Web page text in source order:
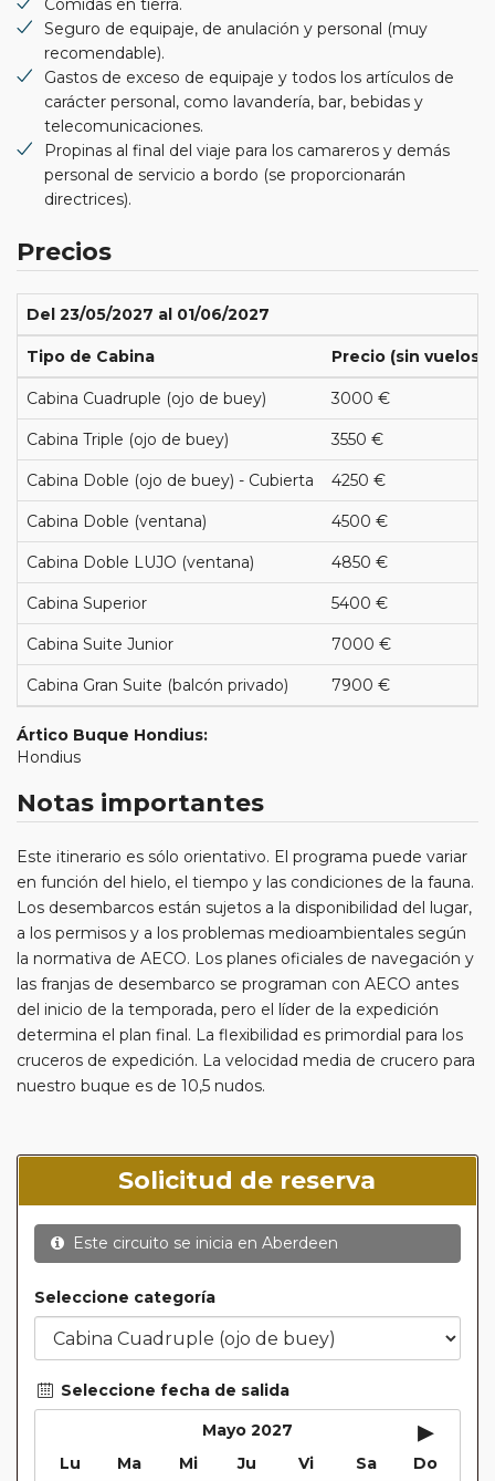
Comidas en tierra.
Seguro de equipaje, de anulación y personal (muy
recomendable).
Gastos de exceso de equipaje y todos los artículos de
carácter personal, como lavandería, bar, bebidas y
telecomunicaciones.
Propinas al final del viaje para los camareros y demás
personal de servicio a bordo (se proporcionarán
directrices).
Precios
Del 23/05/2027 al 01/06/2027
Tipo de Cabina Precio (sin vuelos)
Cabina Cuadruple (ojo de buey) 3000 €
Cabina Triple (ojo de buey) 3550 €
Cabina Doble (ojo de buey) - Cubierta 4250 €
Cabina Doble (ventana) 4500 €
Cabina Doble LUJO (ventana) 4850 €
Cabina Superior 5400 €
Cabina Suite Junior 7000 €
Cabina Gran Suite (balcón privado) 7900 €
Ártico Buque Hondius:
Hondius
Notas importantes
Este itinerario es sólo orientativo. El programa puede variar
en función del hielo, el tiempo y las condiciones de la fauna.
Los desembarcos están sujetos a la disponibilidad del lugar,
a los permisos y a los problemas medioambientales según
la normativa de AECO. Los planes oficiales de navegación y
las franjas de desembarco se programan con AECO antes
del inicio de la temporada, pero el líder de la expedición
determina el plan final. La flexibilidad es primordial para los
cruceros de expedición. La velocidad media de crucero para
nuestro buque es de 10,5 nudos.
Solicitud de reserva
Este circuito se inicia en Aberdeen
Seleccione categoría
Seleccione fecha de salida
Mayo 2027
▸
Lu Ma Mi Ju Vi Sa Do